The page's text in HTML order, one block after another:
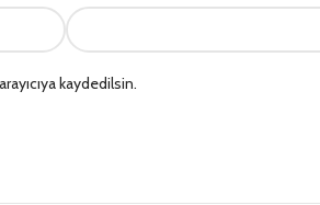
kaydedilsin.